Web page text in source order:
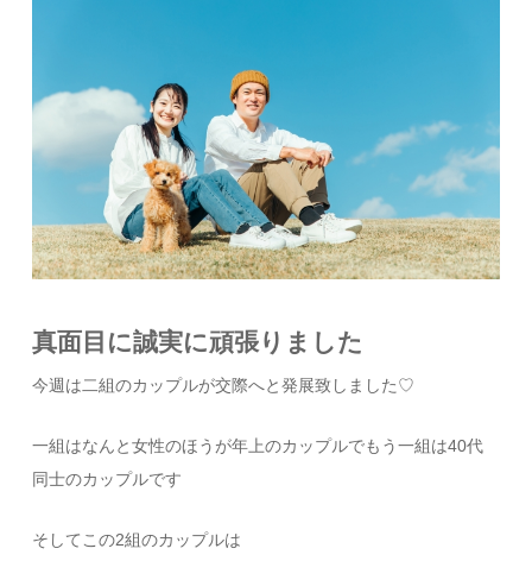
真面目に誠実に頑張りました
今週は二組のカップルが交際へと発展致しました♡
一組はなんと女性のほうが年上のカップルでもう一組は40代
同士のカップルです
そしてこの2組のカップルは